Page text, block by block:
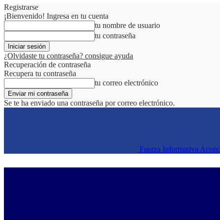
Registrarse
¡Bienvenido! Ingresa en tu cuenta
tu nombre de usuario
tu contraseña
¿Olvidaste tu contraseña? consigue ayuda
Recuperación de contraseña
Recupera tu contraseña
tu correo electrónico
Se te ha enviado una contraseña por correo electrónico.
Fuerza Informativa